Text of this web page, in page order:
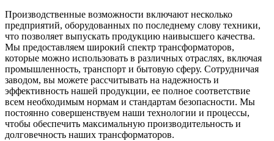
Производственные возможности включают несколько
предприятий, оборудованных по последнему слову техники,
что позволяет выпускать продукцию наивысшего качества.
Мы предоставляем широкий спектр трансформаторов,
которые можно использовать в различных отраслях, включая
промышленность, транспорт и бытовую сферу. Сотрудничая
заводом, вы можете рассчитывать на надежность и
эффективность нашей продукции, ее полное соответствие
всем необходимым нормам и стандартам безопасности. Мы
постоянно совершенствуем наши технологии и процессы,
чтобы обеспечить максимальную производительность и
долговечность наших трансформаторов.